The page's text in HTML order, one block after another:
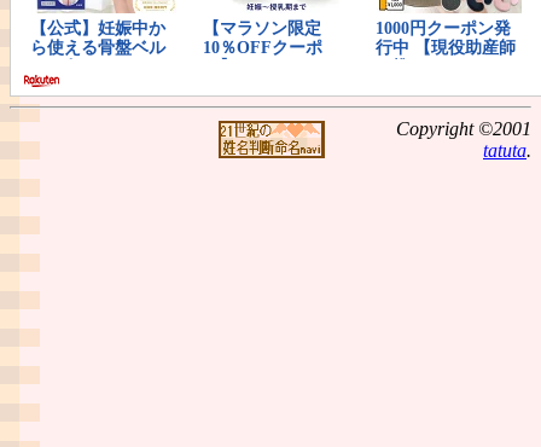
Copyright ©2001
tatuta.